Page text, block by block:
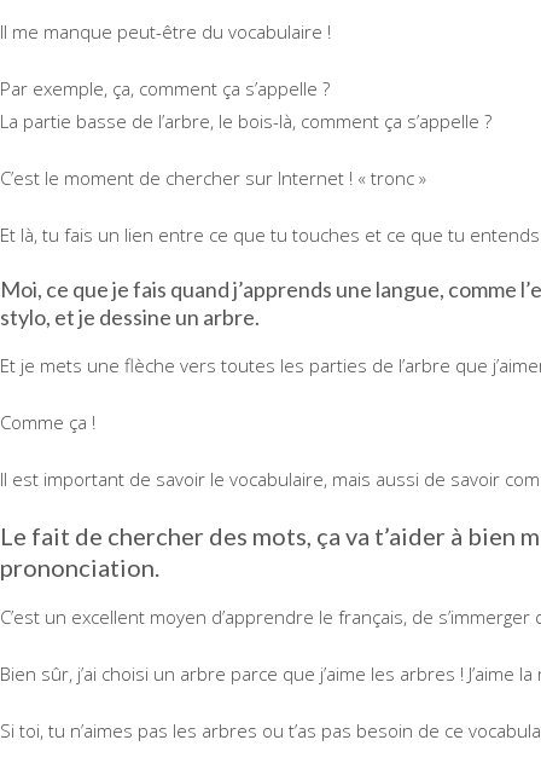
Il me manque peut-être du vocabulaire !
Par exemple, ça, comment ça s’appelle ?
La partie basse de l’arbre, le bois-là, comment ça s’appelle ?
C’est le moment de chercher sur Internet ! « tronc »
Et là, tu fais un lien entre ce que tu touches et ce que tu
Moi, ce que je fais quand j’apprends une langue, comme
stylo, et je dessine un arbre.
Et je mets une flèche vers toutes les parties de l’arbre que
Comme ça !
Il est important de savoir le vocabulaire, mais aussi de savoir
Le fait de chercher des mots, ça va t’aider à bien
prononciation.
C’est un excellent moyen d’apprendre le français, de
Bien sûr, j’ai choisi un arbre parce que j’aime les arbres ! J’aime
Si toi, tu n’aimes pas les arbres ou t’as pas besoin de ce